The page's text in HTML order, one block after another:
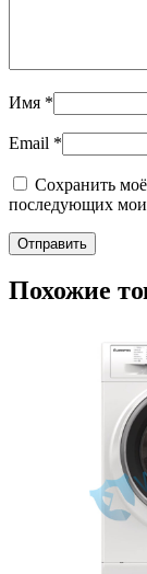
Имя *
Email *
Сохранить
последующих
Похожие